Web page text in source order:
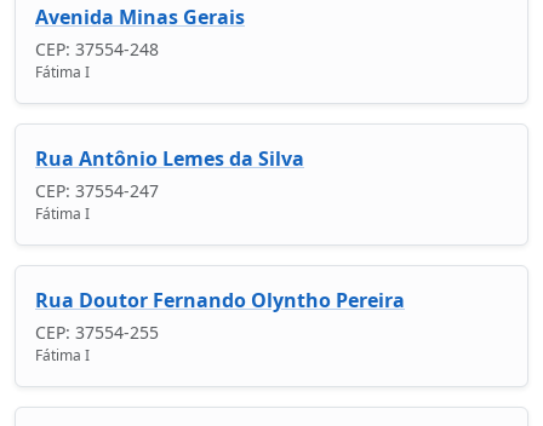
Avenida Minas Gerais
CEP: 37554-248
Fátima I
Rua Antônio Lemes da Silva
CEP: 37554-247
Fátima I
Rua Doutor Fernando Olyntho Pereira
CEP: 37554-255
Fátima I